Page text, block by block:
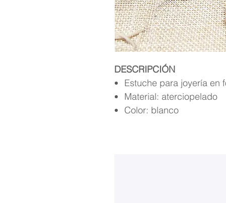
DESCRIPCIÓN
Estuche para joyería en
Material: aterciopelado
Color: blanco